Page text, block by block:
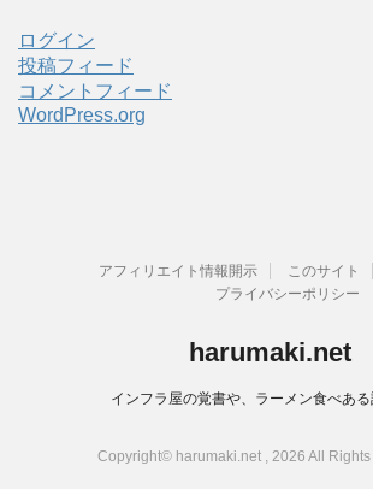
ブ
ログイン
投稿フィード
コメントフィード
WordPress.org
アフィリエイト情報開示 このサイト
プライバシーポリシー
harumaki.net
インフラ屋の覚書や、ラーメン食べある
Copyright© harumaki.net , 2026 All